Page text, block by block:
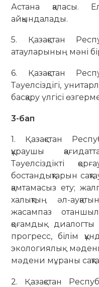
Астана қаласы.
айқындалады.
5. Қазақстан
атауларының мәні
6. Қазақстан
Тәуелсіздігі,
басқару үлгісі
3-бап
1. Қазақстан
құраушы
Тәуелсіздікті
бостандықтарын
қамтамасыз ету;
халықтың әл-
жасампаз
қоғамдық
прогресс, білім
экологиялық
мәдени мұраны
2. Қазақстан